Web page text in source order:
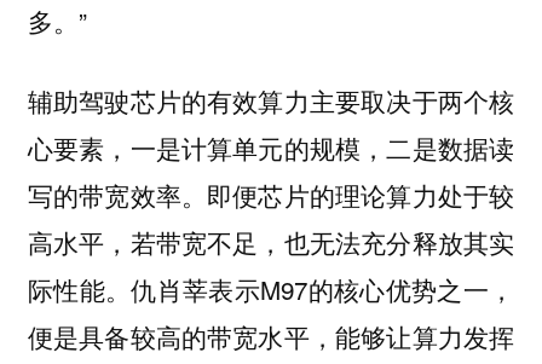
多。”
辅助驾驶芯片的有效算力主要取决于两个核
心要素，一是计算单元的规模，二是数据读
写的带宽效率。即便芯片的理论算力处于较
高水平，若带宽不足，也无法充分释放其实
际性能。仇肖莘表示M97的核心优势之一，
便是具备较高的带宽水平，能够让算力发挥